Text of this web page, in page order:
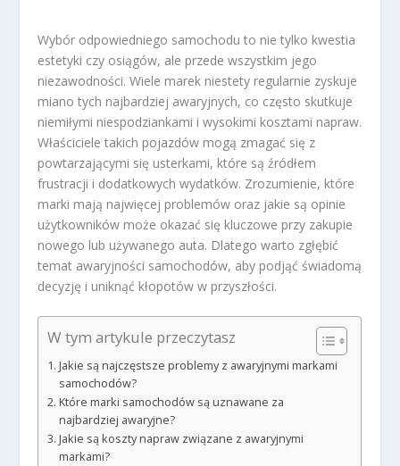
Wybór odpowiedniego samochodu to nie tylko kwestia
estetyki czy osiągów, ale przede wszystkim jego
niezawodności. Wiele marek niestety regularnie zyskuje
miano tych najbardziej awaryjnych, co często skutkuje
niemiłymi niespodziankami i wysokimi kosztami napraw.
Właściciele takich pojazdów mogą zmagać się z
powtarzającymi się usterkami, które są źródłem
frustracji i dodatkowych wydatków. Zrozumienie, które
marki mają najwięcej problemów oraz jakie są opinie
użytkowników może okazać się kluczowe przy zakupie
nowego lub używanego auta. Dlatego warto zgłębić
temat awaryjności samochodów, aby podjąć świadomą
decyzję i uniknąć kłopotów w przyszłości.
W tym artykule przeczytasz
Jakie są najczęstsze problemy z awaryjnymi markami
samochodów?
Które marki samochodów są uznawane za
najbardziej awaryjne?
Jakie są koszty napraw związane z awaryjnymi
markami?